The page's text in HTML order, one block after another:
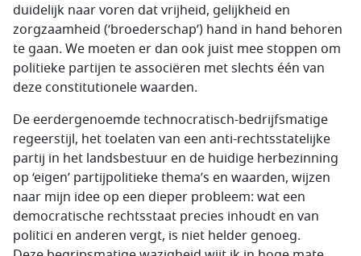
duidelijk naar voren dat vrijheid, gelijkheid en
zorgzaamheid (‘broederschap’) hand in hand behoren
te gaan. We moeten er dan ook juist mee stoppen om
politieke partijen te associëren met slechts één van
deze constitutionele waarden.
De eerdergenoemde technocratisch-bedrijfsmatige
regeerstijl, het toelaten van een anti-rechtsstatelijke
partij in het landsbestuur en de huidige herbezinning
op ‘eigen’ partijpolitieke thema’s en waarden, wijzen
naar mijn idee op een dieper probleem: wat een
democratische rechtsstaat precies inhoudt en van
politici en anderen vergt, is niet helder genoeg.